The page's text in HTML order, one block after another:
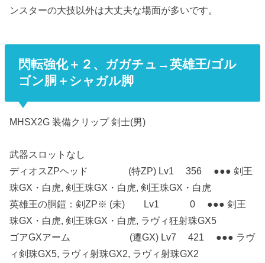
ンスターの大技以外は大丈夫な場面が多いです。
閃転強化＋２、ガガチュ→英雄王/ゴル
ゴン胴＋シャガル脚
MHSX2G 装備クリップ 剣士(男)
武器スロットなし
ディオスZPヘッド (特ZP) Lv1 356 ●●● 剣王
珠GX・白虎, 剣王珠GX・白虎, 剣王珠GX・白虎
英雄王の胴鎧：剣ZP※ (未) Lv1 0 ●●● 剣王
珠GX・白虎, 剣王珠GX・白虎, ラヴィ狂射珠GX5
ゴアGXアーム (遷GX) Lv7 421 ●●● ラヴ
ィ剣珠GX5, ラヴィ射珠GX2, ラヴィ射珠GX2